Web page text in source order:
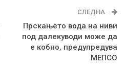
СЛЕДНА
Прскањето вода на ниви
под далекуводи може да
е кобно, предупредува
МЕПСО